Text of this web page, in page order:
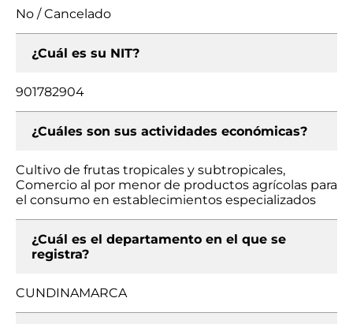
No / Cancelado
¿Cuál es su NIT?
901782904
¿Cuáles son sus actividades económicas?
Cultivo de frutas tropicales y subtropicales,
Comercio al por menor de productos agrícolas para
el consumo en establecimientos especializados
¿Cuál es el departamento en el que se
registra?
CUNDINAMARCA